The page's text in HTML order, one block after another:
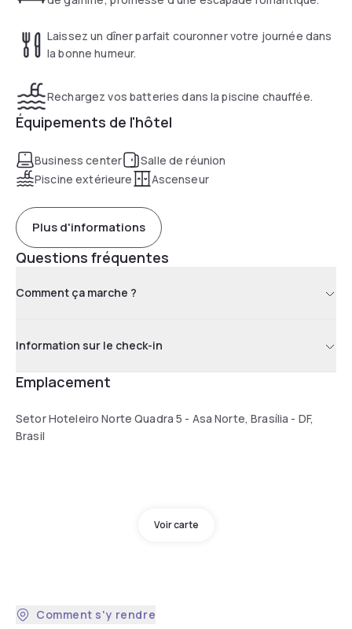
Laissez un dîner parfait couronner votre journée dans
la bonne humeur.
Rechargez vos batteries dans la piscine chauffée.
Équipements de l'hôtel
Business center
Salle de réunion
Piscine extérieure
Ascenseur
Plus d'informations
Questions fréquentes
Comment ça marche ?
Information sur le check-in
Emplacement
Setor Hoteleiro Norte Quadra 5 - Asa Norte, Brasília - DF,
Brasil
Voir carte
Comment s'y rendre